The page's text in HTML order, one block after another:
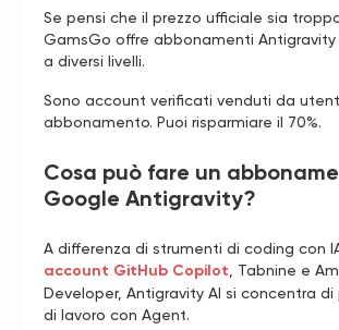
Se pensi che il prezzo ufficiale sia
GamsGo offre abbonamenti Antigravity
a diversi livelli.
Sono account verificati venduti da
abbonamento. Puoi risparmiare il 70%.
Cosa può fare un
Google Antigravity?
A differenza di strumenti di coding con
account GitHub Copilot , Tabnine e
Developer, Antigravity AI si concentra di
di lavoro con Agent.